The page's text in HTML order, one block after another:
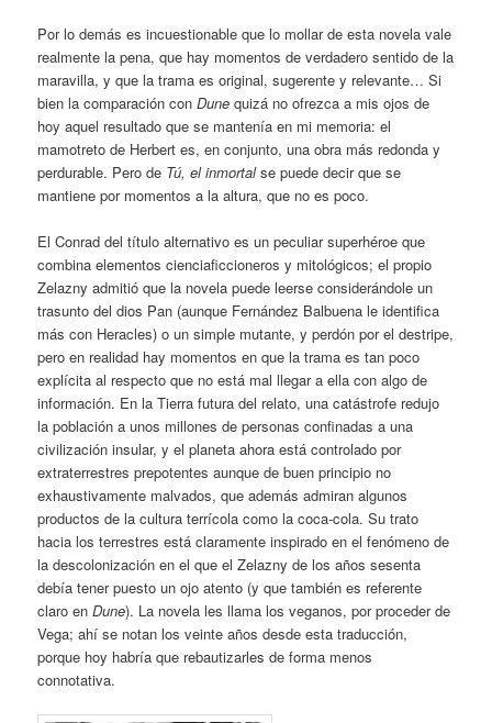
Por lo demás es incuestionable que lo mollar de esta novela vale
realmente la pena, que hay momentos de verdadero sentido de la
maravilla, y que la trama es original, sugerente y relevante… Si
bien la comparación conDunequizá no ofrezca a mis ojos de
hoy aquel resultado que se mantenía en mi memoria: el
mamotreto de Herbert es, en conjunto, una obra más redonda y
perdurable. Pero de Tú, el inmortalse puede decir que se
mantiene por momentos a la altura, que no es poco.
El Conrad del título alternativo es un peculiar superhéroe que
combina elementos cienciaficcioneros y mitológicos; el propio
Zelazny admitió que la novela puede leerse considerándole un
trasunto del dios Pan (aunque Fernández Balbuena le identifica
más con Heracles) o un simple mutante, y perdón por el destripe,
pero en realidad hay momentos en que la trama es tan poco
explícita al respecto que no está mal llegar a ella con algo de
información. En la Tierra futura del relato, una catástrofe redujo
la población a unos millones de personas confinadas a una
civilización insular, y el planeta ahora está controlado por
extraterrestres prepotentes aunque de buen principio no
exhaustivamente malvados, que además admiran algunos
productos de la cultura terrícola como la coca-cola. Su trato
hacia los terrestres está claramente inspirado en el fenómeno de
la descolonización en el que el Zelazny de los años sesenta
debía tener puesto un ojo atento (y que también es referente
claro enDune). La novela les llama los veganos, por proceder de
Vega; ahí se notan los veinte años desde esta traducción,
porque hoy habría que rebautizarles de forma menos
connotativa.